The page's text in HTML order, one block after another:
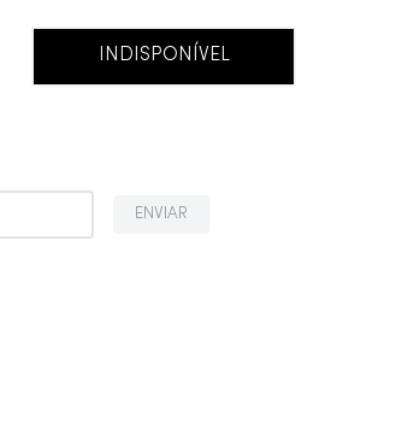
INDISPONÍVEL
ENVIAR